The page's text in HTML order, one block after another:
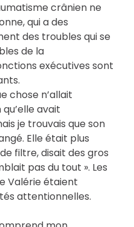
crânien ne
qui a des
des troubles qui se
de la
exécutives sont
chose n’allait
qu’elle avait
je trouvais que son
Elle était plus
filtre, disait des gros
pas du tout ». Les
Valérie étaient
attentionnelles.